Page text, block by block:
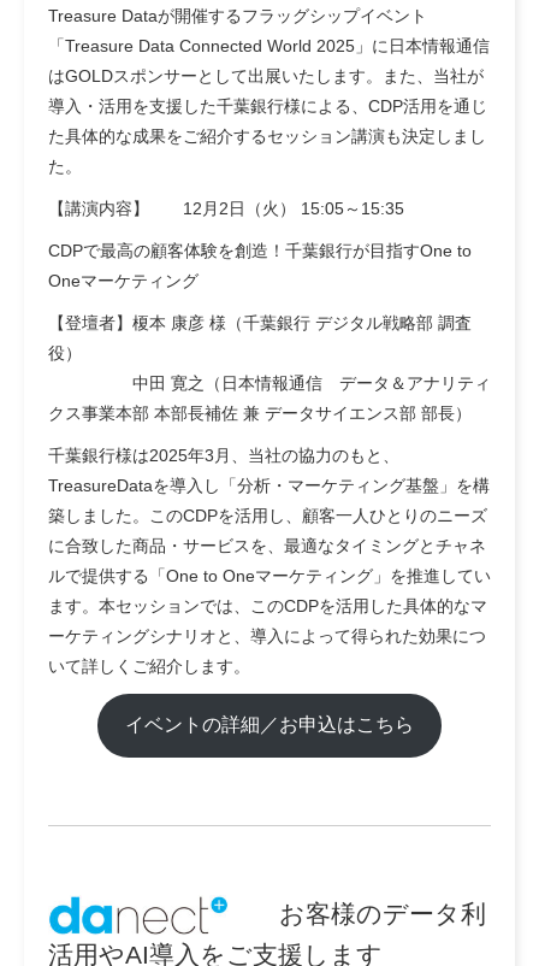
Treasure Dataが開催するフラッグシップイベント
「Treasure Data Connected World 2025」に日本情報通信
はGOLDスポンサーとして出展いたします。また、当社が
導入・活用を支援した千葉銀行様による、CDP活用を通じ
た具体的な成果をご紹介するセッション講演も決定しまし
た。
【講演内容】 12月2日（火） 15:05～15:35
CDPで最高の顧客体験を創造！千葉銀行が目指すOne to
Oneマーケティング
【登壇者】榎本 康彦 様（千葉銀行 デジタル戦略部 調査
役）
中田 寛之（日本情報通信 データ＆アナリティ
クス事業本部 本部長補佐 兼 データサイエンス部 部長）
千葉銀行様は2025年3月、当社の協力のもと、
TreasureDataを導入し「分析・マーケティング基盤」を構
築しました。このCDPを活用し、顧客一人ひとりのニーズ
に合致した商品・サービスを、最適なタイミングとチャネ
ルで提供する「One to Oneマーケティング」を推進してい
ます。本セッションでは、このCDPを活用した具体的なマ
ーケティングシナリオと、導入によって得られた効果につ
いて詳しくご紹介します。
イベントの詳細／お申込はこちら
お客様のデータ利
活用やAI導入をご支援します